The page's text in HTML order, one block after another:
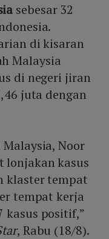
sebesar 32
di kisaran
Malaysia
di negeri jiran
juta dengan
Noor
lonjakan kasus
klaster tempat
tempat kerja
kasus positif,”
, Rabu (18/8).